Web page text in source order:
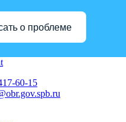
о проблеме
60-15